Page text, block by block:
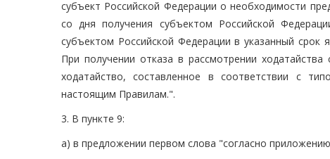
субъект Российской Федерации о необходимости
со дня получения субъектом Российской
субъектом Российской Федерации в указанный срок
При получении отказа в рассмотрении
ходатайство, составленное в соответствии с
настоящим Правилам.".
3. В пункте 9:
а) в предложении первом слова "согласно